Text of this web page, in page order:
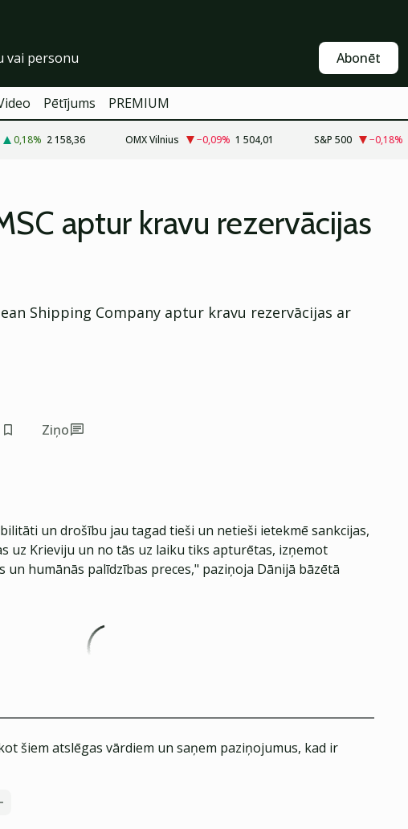
Abonēt
Pētījums PREMIUM
0,18% 2 158,36 OMX Vilnius −0,09% 1 504,01 S&P 500 −0,18%
aptur kravu rezervācijas
Shipping Company aptur kravu rezervācijas ar
Ziņo
un drošību jau tagad tieši un netieši ietekmē sankcijas,
uz Krieviju un no tās uz laiku tiks apturētas, izņemot
un humānās palīdzības preces," paziņoja Dānijā bāzētā
šiem atslēgas vārdiem un saņem paziņojumus, kad ir